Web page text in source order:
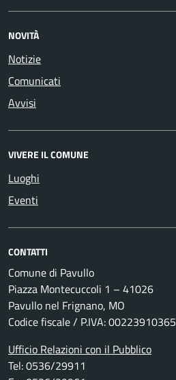
NOVITÀ
Notizie
Comunicati
Avvisi
VIVERE IL COMUNE
Luoghi
Eventi
CONTATTI
Comune di Pavullo
Piazza Montecuccoli 1 – 41026
Pavullo nel Frignano, MO
Codice fiscale / P.IVA: 00223910365
Ufficio Relazioni con il Pubblico
Tel: 0536/29911